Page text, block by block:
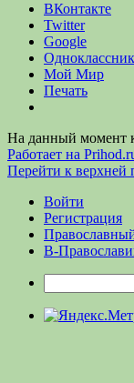
ВКонтакте
Twitter
Google
Мой Мир
Печать
На данный момент
Работает на
Перейти к верхней
Войти
Регистрация
В-